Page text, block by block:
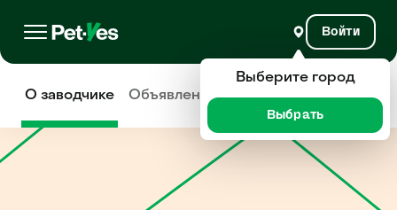
Войти
О заводчике Объявления Отзывы
Выберите город
Выбрать